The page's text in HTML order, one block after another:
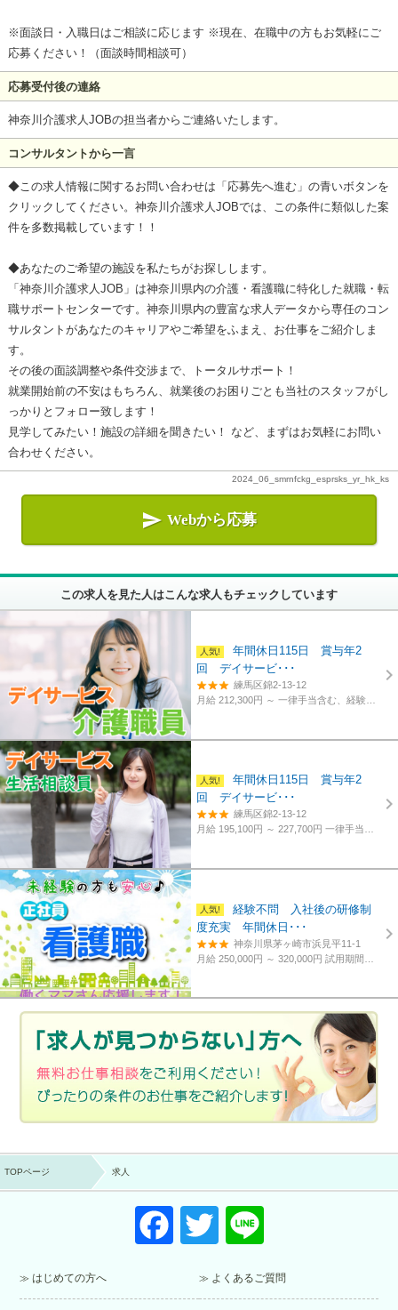
※面談日・入職日はご相談に応じます ※現在、在職中の方もお気軽にご
応募ください！（面談時間相談可）
応募受付後の連絡
神奈川介護求人JOBの担当者からご連絡いたします。
コンサルタントから一言
◆この求人情報に関するお問い合わせは「応募先へ進む」の青いボタンを
クリックしてください。神奈川介護求人JOBでは、この条件に類似した案
件を多数掲載しています！！
◆あなたのご希望の施設を私たちがお探しします。
「神奈川介護求人JOB」は神奈川県内の介護・看護職に特化した就職・転
職サポートセンターです。神奈川県内の豊富な求人データから専任のコン
サルタントがあなたのキャリアやご希望をふまえ、お仕事をご紹介しま
す。
その後の面談調整や条件交渉まで、トータルサポート！
就業開始前の不安はもちろん、就業後のお困りごとも当社のスタッフがし
っかりとフォロー致します！
見学してみたい！施設の詳細を聞きたい！ など、まずはお気軽にお問い
合わせください。
2024_06_smrnfckg_esprsks_yr_hk_ks
 Webから応募
この求人を見た人はこんな求人もチェックしています
年間休日115日 賞与年2
回 デイサービ･･･
練馬区錦2-13-12
月給 212,300円 ～一律手当含む、経験・資格考慮
年間休日115日 賞与年2
回 デイサービ･･･
練馬区錦2-13-12
月給 195,100円 ～ 227,700円一律手当含む、経験・資格考慮
経験不問 入社後の研修制
度充実 年間休日･･･
神奈川県茅ヶ崎市浜見平11-1
月給 250,000円 ～ 320,000円試用期間あり。3カ月～4カ月。
TOPページ 求人
F
a
T
wi
tt
e
はじめての方へ よくあるご質問